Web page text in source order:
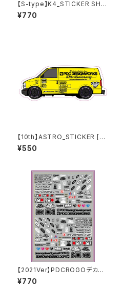
【S-type】K4_STICKER SHE
ET [2022]
¥770
【10th】ASTRO_STICKER [YE
LLOW]
¥550
【2021Ver】PDCROGOデカー
ルシート
¥770